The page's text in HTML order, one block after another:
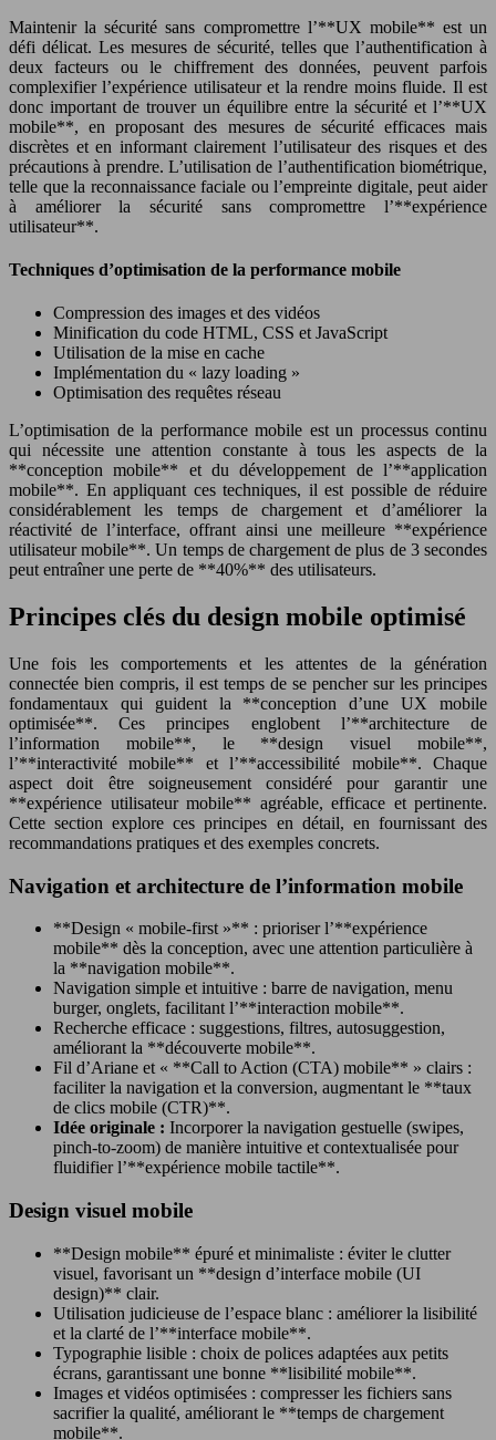
Maintenir la sécurité sans compromettre l’**UX mobile** est un
défi délicat. Les mesures de sécurité, telles que l’authentification à
deux facteurs ou le chiffrement des données, peuvent parfois
complexifier l’expérience utilisateur et la rendre moins fluide. Il est
donc important de trouver un équilibre entre la sécurité et l’**UX
mobile**, en proposant des mesures de sécurité efficaces mais
discrètes et en informant clairement l’utilisateur des risques et des
précautions à prendre. L’utilisation de l’authentification biométrique,
telle que la reconnaissance faciale ou l’empreinte digitale, peut aider
à améliorer la sécurité sans compromettre l’**expérience
utilisateur**.
Techniques d’optimisation de la performance mobile
Compression des images et des vidéos
Minification du code HTML, CSS et JavaScript
Utilisation de la mise en cache
Implémentation du « lazy loading »
Optimisation des requêtes réseau
L’optimisation de la performance mobile est un processus continu
qui nécessite une attention constante à tous les aspects de la
**conception mobile** et du développement de l’**application
mobile**. En appliquant ces techniques, il est possible de réduire
considérablement les temps de chargement et d’améliorer la
réactivité de l’interface, offrant ainsi une meilleure **expérience
utilisateur mobile**. Un temps de chargement de plus de 3 secondes
peut entraîner une perte de **40%** des utilisateurs.
Principes clés du design mobile optimisé
Une fois les comportements et les attentes de la génération
connectée bien compris, il est temps de se pencher sur les principes
fondamentaux qui guident la **conception d’une UX mobile
optimisée**. Ces principes englobent l’**architecture de
l’information mobile**, le **design visuel mobile**,
l’**interactivité mobile** et l’**accessibilité mobile**. Chaque
aspect doit être soigneusement considéré pour garantir une
**expérience utilisateur mobile** agréable, efficace et pertinente.
Cette section explore ces principes en détail, en fournissant des
recommandations pratiques et des exemples concrets.
Navigation et architecture de l’information mobile
**Design « mobile-first »** : prioriser l’**expérience
mobile** dès la conception, avec une attention particulière à
la **navigation mobile**.
Navigation simple et intuitive : barre de navigation, menu
burger, onglets, facilitant l’**interaction mobile**.
Recherche efficace : suggestions, filtres, autosuggestion,
améliorant la **découverte mobile**.
Fil d’Ariane et « **Call to Action (CTA) mobile** » clairs :
faciliter la navigation et la conversion, augmentant le **taux
de clics mobile (CTR)**.
Idée originale : Incorporer la navigation gestuelle (swipes,
pinch-to-zoom) de manière intuitive et contextualisée pour
fluidifier l’**expérience mobile tactile**.
Design visuel mobile
**Design mobile** épuré et minimaliste : éviter le clutter
visuel, favorisant un **design d’interface mobile (UI
design)** clair.
Utilisation judicieuse de l’espace blanc : améliorer la lisibilité
et la clarté de l’**interface mobile**.
Typographie lisible : choix de polices adaptées aux petits
écrans, garantissant une bonne **lisibilité mobile**.
Images et vidéos optimisées : compresser les fichiers sans
sacrifier la qualité, améliorant le **temps de chargement
mobile**.